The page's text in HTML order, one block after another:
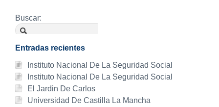
Buscar:
Entradas recientes
Instituto Nacional De La Seguridad Social
Instituto Nacional De La Seguridad Social
El Jardin De Carlos
Universidad De Castilla La Mancha